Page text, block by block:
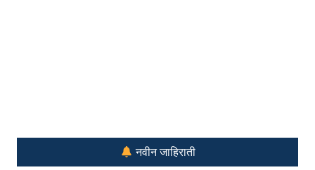
नवीन जाहिराती